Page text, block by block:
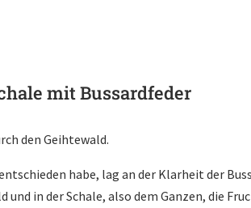
mit Bussardfeder
den Geihtewald.
habe, lag an der Klarheit der
und in der Schale, also dem Ganzen, die